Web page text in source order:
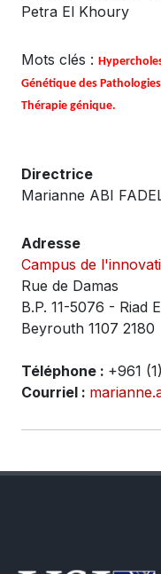
Petra El Khoury
Mots clés :
Génétique des
Thérapie génique.
Directrice
Marianne ABI
Adresse
Campus de
Rue de Damas
B.P. 11-5076 - Riad
Beyrouth 1107 2180
Téléphone : +961
Courriel :